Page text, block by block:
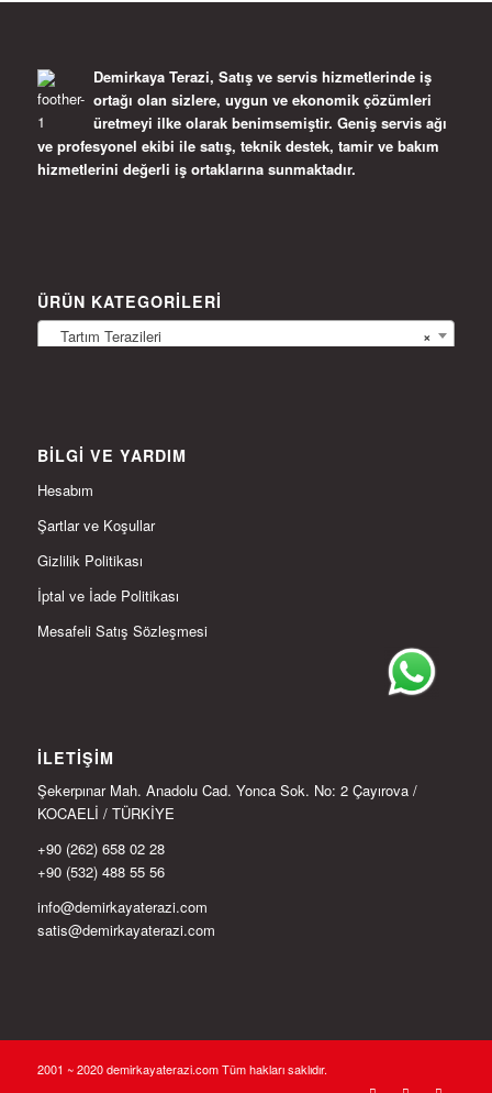
Demirkaya Terazi, Satış ve servis hizmetlerinde iş
ortağı olan sizlere, uygun ve ekonomik çözümleri
üretmeyi ilke olarak benimsemiştir. Geniş servis ağı
ve profesyonel ekibi ile satış, teknik destek, tamir ve bakım
hizmetlerini değerli iş ortaklarına sunmaktadır.
ÜRÜN KATEGORILERI
×
Tartım Terazileri
BILGI VE YARDIM
Hesabım
Şartlar ve Koşullar
Gizlilik Politikası
İptal ve İade Politikası
Mesafeli Satış Sözleşmesi
İLETIŞIM
Şekerpınar Mah. Anadolu Cad. Yonca Sok. No: 2 Çayırova /
KOCAELİ / TÜRKİYE
+90 (262) 658 02 28
+90 (532) 488 55 56
info@demirkayaterazi.com
satis@demirkayaterazi.com
2001 ~ 2020 demirkayaterazi.com Tüm hakları saklıdır.